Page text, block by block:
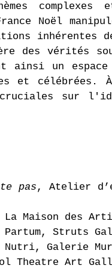
Noël
inhérentes de
des vérités
ainsi un
et célébrées.
cruciales sur
pas , Atelier
Maison des
Partum, Struts
Nutri, Galerie
Theatre Art